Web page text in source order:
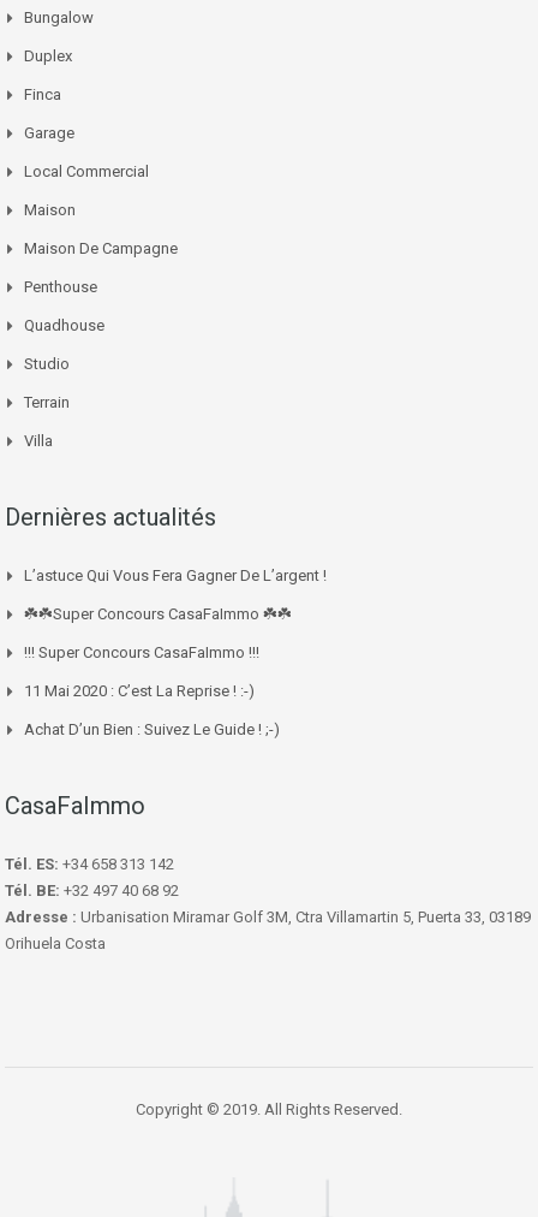
Bungalow
Duplex
Finca
Garage
Local Commercial
Maison
Maison De Campagne
Penthouse
Quadhouse
Studio
Terrain
Villa
Dernières actualités
L’astuce Qui Vous Fera Gagner De L’argent !
☘️☘️Super Concours CasaFaImmo ☘️☘️
!!! Super Concours CasaFaImmo !!!
11 Mai 2020 : C’est La Reprise ! :-)
Achat D’un Bien : Suivez Le Guide ! ;-)
CasaFaImmo
Tél. ES: +34 658 313 142
Tél. BE: +32 497 40 68 92
Adresse : Urbanisation Miramar Golf 3M, Ctra Villamartin 5, Puerta 33, 03189
Orihuela Costa
Copyright © 2019. All Rights Reserved.